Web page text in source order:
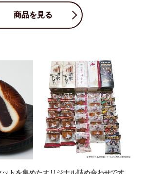
商品を見る
トを集めたオリジナル詰め合わせです。